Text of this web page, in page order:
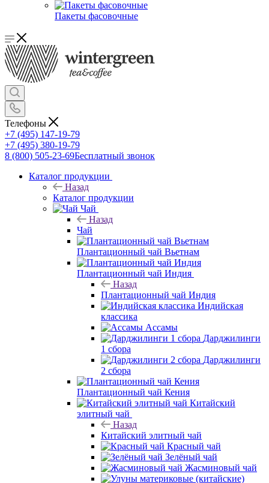
Пакеты фасовочные
Телефоны
+7 (495) 147-19-79
+7 (495) 380-19-79
8 (800) 505-23-69Бесплатный звонок
Каталог продукции
Назад
Каталог продукции
Чай
Назад
Чай
Плантационный чай Вьетнам
Плантационный чай Индия
Назад
Плантационный чай Индия
Индийская
классика
Ассамы
Дарджилинги
1 сбора
Дарджилинги
2 сбора
Плантационный чай Кения
Китайский
элитный чай
Назад
Китайский элитный чай
Красный чай
Зелёный чай
Жасминовый чай